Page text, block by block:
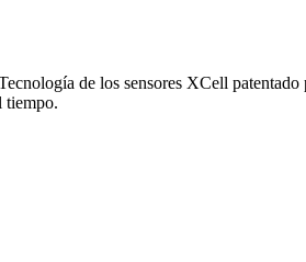
de los sensores XCell
tiempo.